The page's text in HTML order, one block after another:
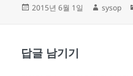
작
2015년 6월 1일
글
sysop
답글 남기기